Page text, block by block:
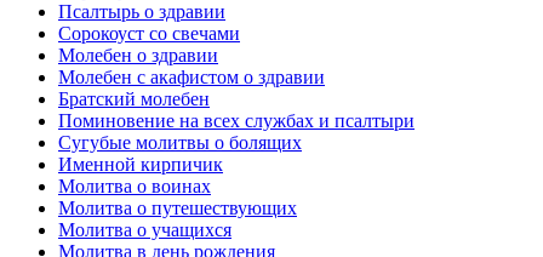
Псалтырь о здравии
Сорокоуст со свечами
Молебен о здравии
Молебен с акафистом о здравии
Братский молебен
Поминовение на всех службах и псалтыри
Сугубые молитвы о болящих
Именной кирпичик
Молитва о воинах
Молитва о путешествующих
Молитва о учащихся
Молитва в день рождения